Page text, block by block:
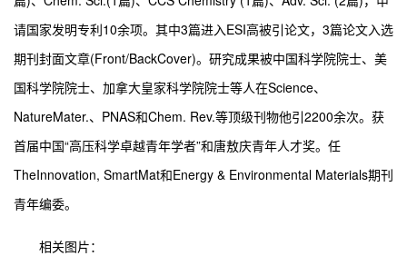
请国家发明专利10余项。其中3篇进入ESI高被引论文，3篇论文入选
期刊封面文章(Front/BackCover)。研究成果被中国科学院院士、美
国科学院院士、加拿大皇家科学院院士等人在Science、
NatureMater.、PNAS和Chem. Rev.等顶级刊物他引2200余次。获
首届中国“高压科学卓越青年学者”和唐敖庆青年人才奖。任
TheInnovation, SmartMat和Energy & Environmental Materials期刊
青年编委。
相关图片：